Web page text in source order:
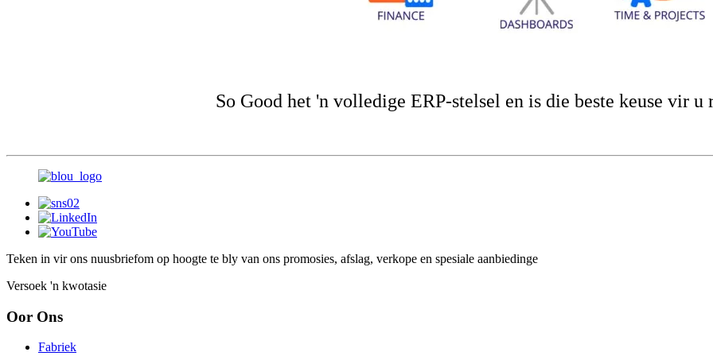
So Good het 'n volledige ERP-stelsel en is die beste keuse vir u
Teken in vir ons nuusbriefom op hoogte te bly van ons promosies, afslag, verkope en spesiale aanbiedinge
Versoek 'n kwotasie
Oor Ons
Fabriek